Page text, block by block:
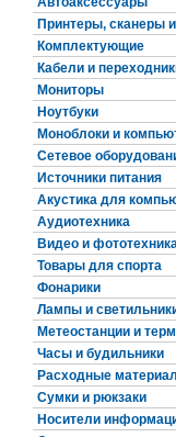
Принтеры, сканеры
Комплектующие
Кабели и
Мониторы
Ноутбуки
Моноблоки и
Сетевое
Источники питания
Акустика для
Аудиотехника
Видео и
Товары для спорта
Фонарики
Лампы и
Метеостанции и
Часы и будильники
Расходные
Сумки и рюкзаки
Носители